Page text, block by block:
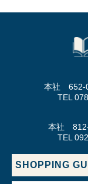
本社 652-
TEL
本社 812-
TEL
SHOPPING